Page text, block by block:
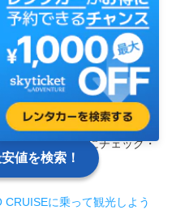
ルダス」も話題です。名作
よるデザインのもと造られ、
ミコ」と「ホタルナ」も運
のある方は事前にチェック・
に乗って観光しよう
値を検索！